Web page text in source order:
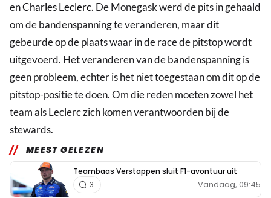
enCharles Leclerc. De Monegask werd de pits in gehaald
om de bandenspanning te veranderen, maar dit
gebeurde op de plaats waar in de race de pitstop wordt
uitgevoerd. Het veranderen van de bandenspanning is
geen probleem, echter is het niet toegestaan om dit op de
pitstop-positie te doen. Om die reden moeten zowel het
team als Leclerc zich komen verantwoorden bij de
stewards.
MEEST GELEZEN
Teambaas Verstappen sluit F1-avontuur uit
Vandaag, 09:45
3